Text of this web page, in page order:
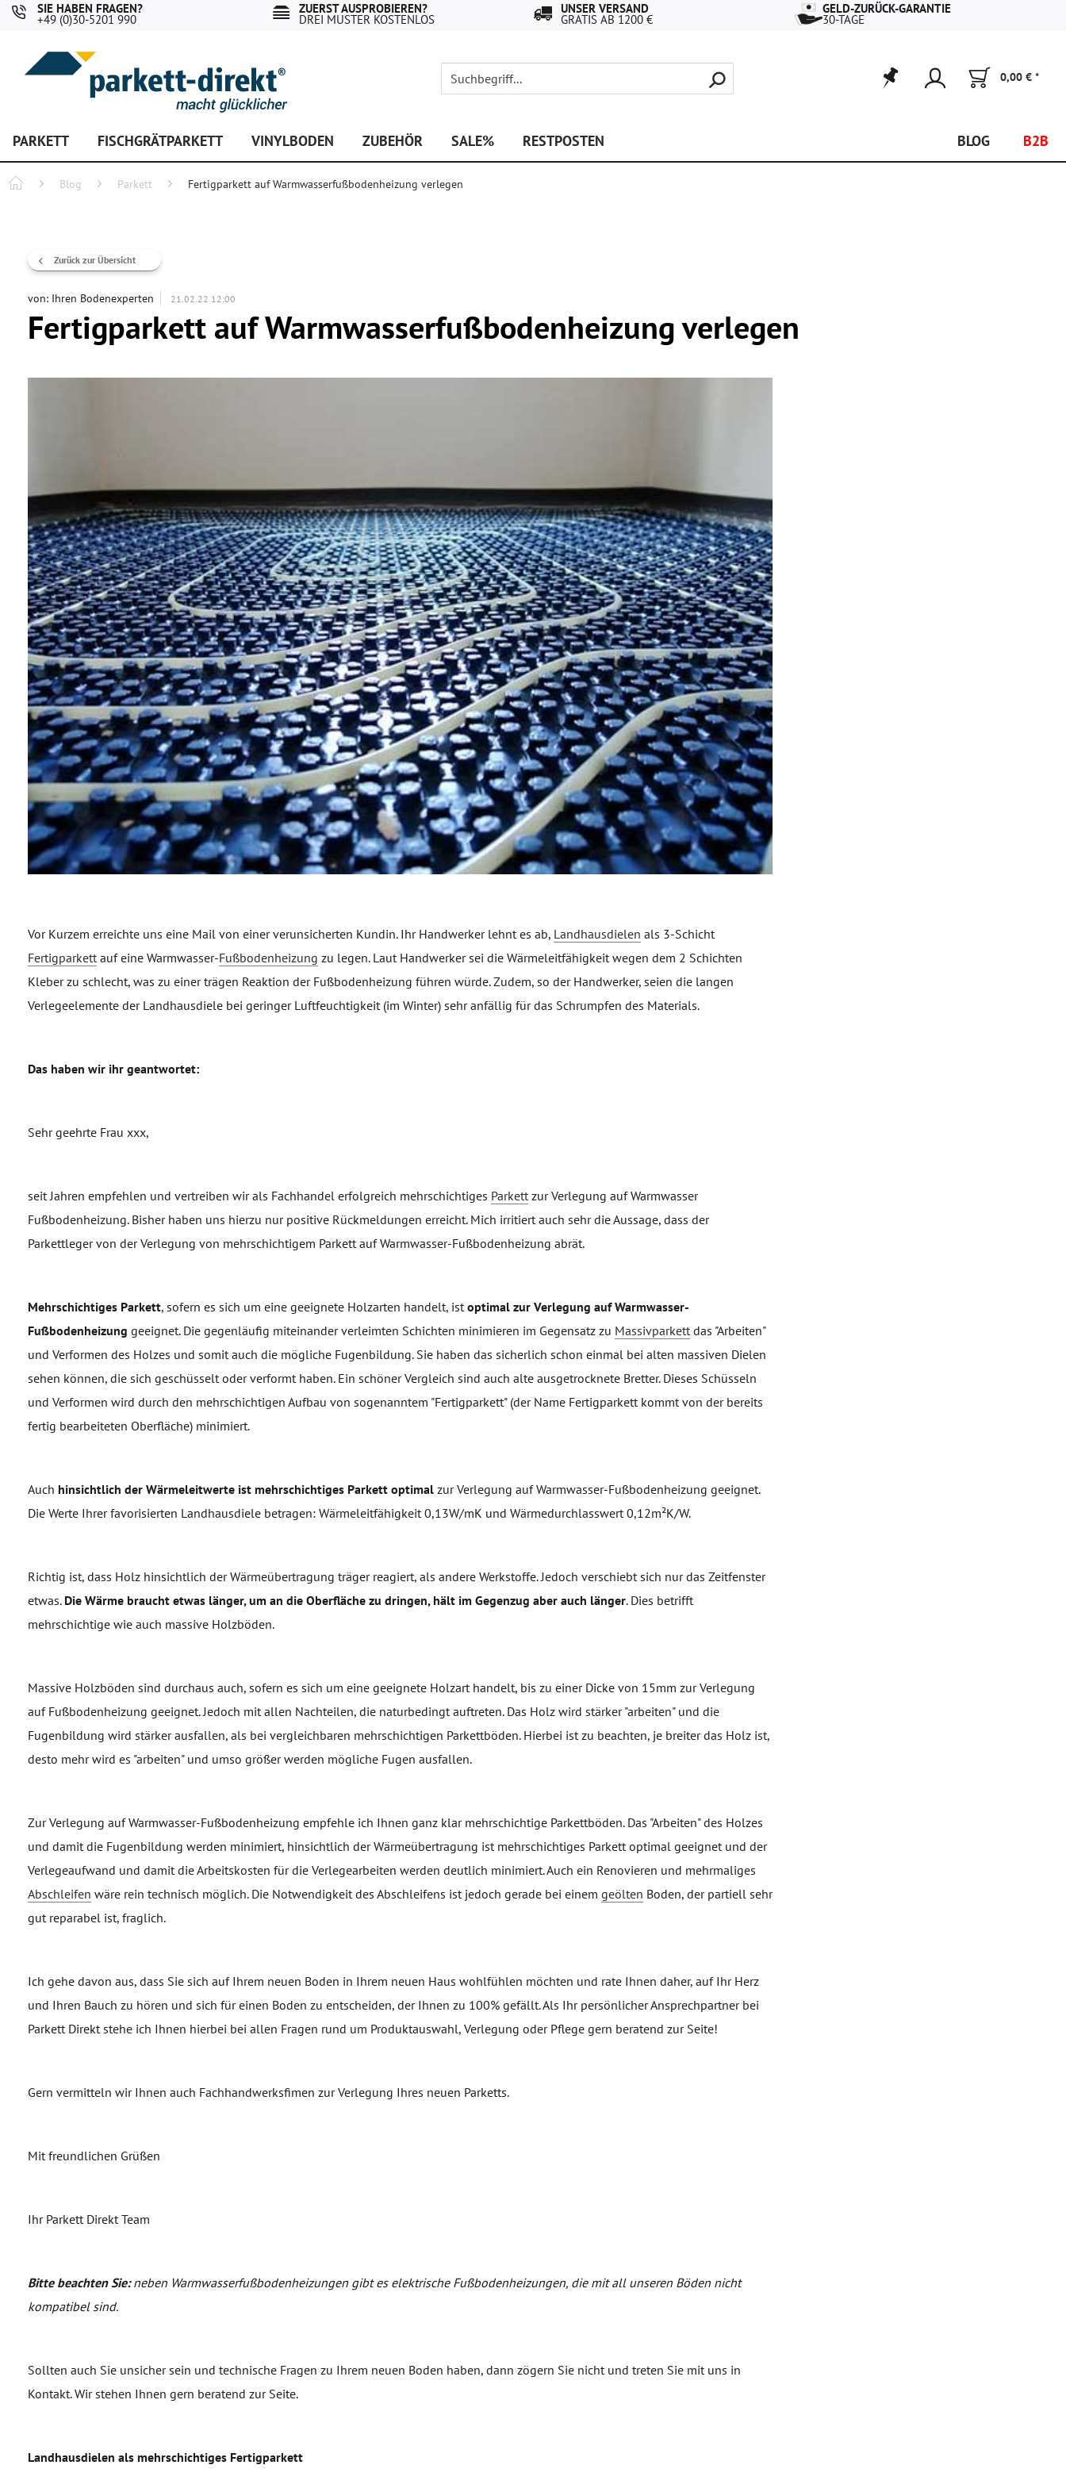
SIE HABEN FRAGEN?
+49 (0)30-5201 990
ZUERST AUSPROBIEREN?
DREI MUSTER KOSTENLOS
UNSER VERSAND
GRATIS AB 1200 €
GELD-ZURÜCK-GARANTIE
30-TAGE
0,00 € *
PARKETT FISCHGRÄTPARKETT VINYLBODEN ZUBEHÖR SALE% RESTPOSTEN BLOG B2B
Blog Parkett Fertigparkett auf Warmwasserfußbodenheizung verlegen
Zurück zur Übersicht
Fertigparkett auf Warmwasserfußbodenheizung verlegen
von: Ihren Bodenexperten 21.02.22 12:00
Vor Kurzem erreichte uns eine Mail von einer verunsicherten Kundin. Ihr Handwerker lehnt es ab, Landhausdielen als 3-Schicht
Fertigparkettauf eine Warmwasser-Fußbodenheizung zu legen. Laut Handwerker sei die Wärmeleitfähigkeit wegen dem 2 Schichten
Kleber zu schlecht, was zu einer trägen Reaktion der Fußbodenheizung führen würde. Zudem, so der Handwerker, seien die langen
Verlegeelemente der Landhausdiele bei geringer Luftfeuchtigkeit (im Winter) sehr anfällig für das Schrumpfen des Materials.
Das haben wir ihr geantwortet:
Sehr geehrte Frau xxx,
seit Jahren empfehlen und vertreiben wir als Fachhandel erfolgreich mehrschichtiges Parkettzur Verlegung auf Warmwasser
Fußbodenheizung. Bisher haben uns hierzu nur positive Rückmeldungen erreicht. Mich irritiert auch sehr die Aussage, dass der
Parkettleger von der Verlegung von mehrschichtigem Parkett auf Warmwasser-Fußbodenheizung abrät.
Mehrschichtiges Parkett, sofern es sich um eine geeignete Holzarten handelt, istoptimal zur Verlegung auf Warmwasser-
Fußbodenheizung geeignet. Die gegenläufig miteinander verleimten Schichten minimieren im Gegensatz zu Massivparkettdas "Arbeiten"
und Verformen des Holzes und somit auch die mögliche Fugenbildung. Sie haben das sicherlich schon einmal bei alten massiven Dielen
sehen können, die sich geschüsselt oder verformt haben. Ein schöner Vergleich sind auch alte ausgetrocknete Bretter. Dieses Schüsseln
und Verformen wird durch den mehrschichtigen Aufbau von sogenanntem "Fertigparkett" (der Name Fertigparkett kommt von der bereits
fertig bearbeiteten Oberfläche) minimiert.
Auch hinsichtlich der Wärmeleitwerte ist mehrschichtiges Parkett optimal zur Verlegung auf Warmwasser-Fußbodenheizung geeignet.
Die Werte Ihrer favorisierten Landhausdiele betragen: Wärmeleitfähigkeit 0,13W/mK und Wärmedurchlasswert 0,12m²K/W.
Richtig ist, dass Holz hinsichtlich der Wärmeübertragung träger reagiert, als andere Werkstoffe. Jedoch verschiebt sich nur das Zeitfenster
etwas. Die Wärme braucht etwas länger, um an die Oberfläche zu dringen, hält im Gegenzug aber auch länger. Dies betrifft
mehrschichtige wie auch massive Holzböden.
Massive Holzböden sind durchaus auch, sofern es sich um eine geeignete Holzart handelt, bis zu einer Dicke von 15mm zur Verlegung
auf Fußbodenheizung geeignet. Jedoch mit allen Nachteilen, die naturbedingt auftreten. Das Holz wird stärker "arbeiten" und die
Fugenbildung wird stärker ausfallen, als bei vergleichbaren mehrschichtigen Parkettböden. Hierbei ist zu beachten, je breiter das Holz ist,
desto mehr wird es "arbeiten" und umso größer werden mögliche Fugen ausfallen.
Zur Verlegung auf Warmwasser-Fußbodenheizung empfehle ich Ihnen ganz klar mehrschichtige Parkettböden. Das "Arbeiten" des Holzes
und damit die Fugenbildung werden minimiert, hinsichtlich der Wärmeübertragung ist mehrschichtiges Parkett optimal geeignet und der
Verlegeaufwand und damit die Arbeitskosten für die Verlegearbeiten werden deutlich minimiert. Auch ein Renovieren und mehrmaliges
Abschleifen wäre rein technisch möglich. Die Notwendigkeit des Abschleifens ist jedoch gerade bei einem geölten Boden, der partiell sehr
gut reparabel ist, fraglich.
Ich gehe davon aus, dass Sie sich auf Ihrem neuen Boden in Ihrem neuen Haus wohlfühlen möchten und rate Ihnen daher, auf Ihr Herz
und Ihren Bauch zu hören und sich für einen Boden zu entscheiden, der Ihnen zu 100% gefällt. Als Ihr persönlicher Ansprechpartner bei
Parkett Direkt stehe ich Ihnen hierbei bei allen Fragen rund um Produktauswahl, Verlegung oder Pflege gern beratend zur Seite!
Gern vermitteln wir Ihnen auch Fachhandwerksfimen zur Verlegung Ihres neuen Parketts.
Mit freundlichen Grüßen
Ihr Parkett Direkt Team
Bitte beachten Sie:neben Warmwasserfußbodenheizungen gibt es elektrische Fußbodenheizungen, die mit all unseren Böden nicht
kompatibel sind.
Sollten auch Sie unsicher sein und technische Fragen zu Ihrem neuen Boden haben, dann zögern Sie nicht und treten Sie mit uns in
Kontakt. Wir stehen Ihnen gern beratend zur Seite.
Landhausdielen als mehrschichtiges Fertigparkett